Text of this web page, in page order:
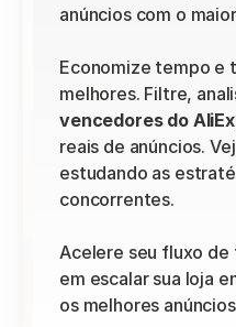
anúncios com o
Economize tempo e
melhores. Filtre,
vencedores do
reais de anúncios.
estudando as
concorrentes.
Acelere seu fluxo
em escalar sua loja
os melhores